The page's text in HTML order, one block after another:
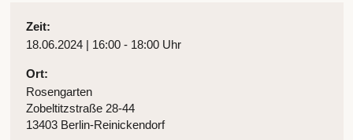
Zeit:
18.06.2024 | 16:00 - 18:00 Uhr
Ort:
Rosengarten
Zobeltitzstraße 28-44
13403 Berlin-Reinickendorf